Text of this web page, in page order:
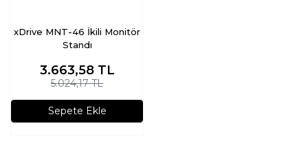
xDrive MNT-46 İkili Monitör
Standı
3.663,58 TL
5.024,17 TL
Sepete Ekle